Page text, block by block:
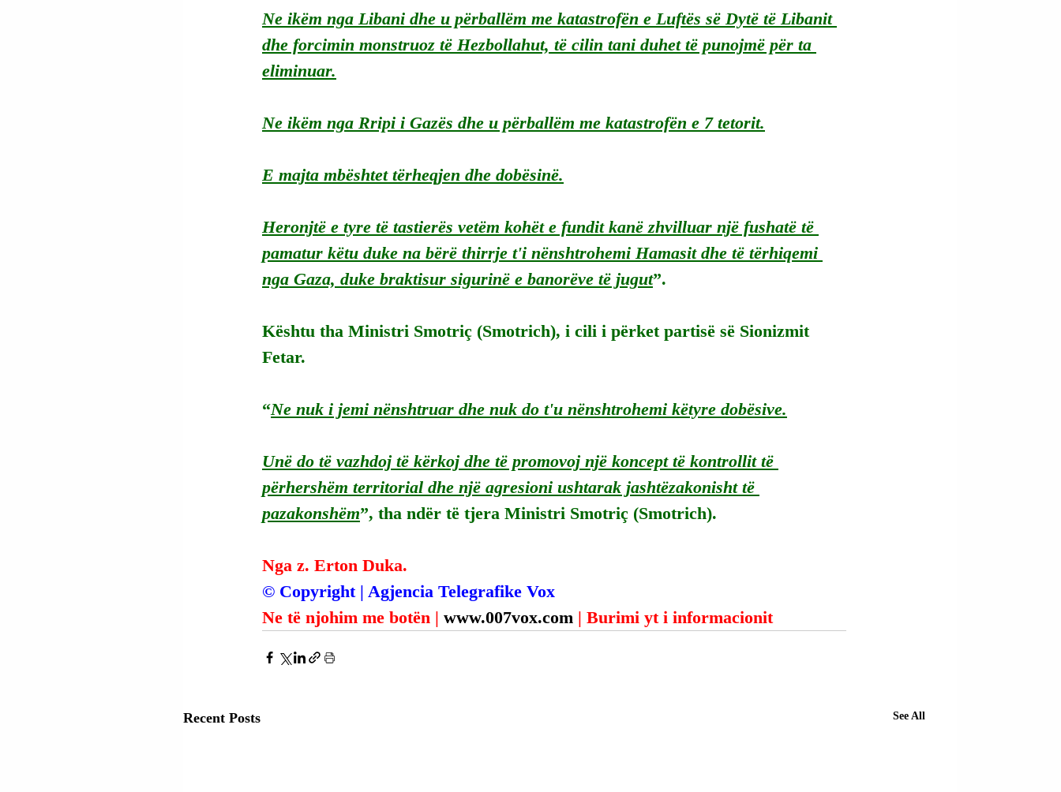
Ne ikëm nga Libani dhe u përballëm me katastrofën e Luftës së Dytë të Libanit
dhe forcimin monstruoz të Hezbollahut, të cilin tani duhet të punojmë për ta
eliminuar.
Ne ikëm nga Rripi i Gazës dhe u përballëm me katastrofën e 7 tetorit.
E majta mbështet tërheqjen dhe dobësinë.
Heronjtë e tyre të tastierës vetëm kohët e fundit kanë zhvilluar një fushatë të
pamatur këtu duke na bërë thirrje t'i nënshtrohemi Hamasit dhe të tërhiqemi
nga Gaza, duke braktisur sigurinë e banorëve të jugut”.
Kështu tha Ministri Smotriç (Smotrich), i cili i përket partisë së Sionizmit
Fetar.
“Ne nuk i jemi nënshtruar dhe nuk do t'u nënshtrohemi këtyre dobësive.
Unë do të vazhdoj të kërkoj dhe të promovoj një koncept të kontrollit të
përhershëm territorial dhe një agresioni ushtarak jashtëzakonisht të
pazakonshëm”, tha ndër të tjera Ministri Smotriç (Smotrich).
Nga z. Erton Duka.
© Copyright | Agjencia Telegrafike Vox
Ne të njohim me botën | www.007vox.com | Burimi yt i informacionit
Recent Posts See All